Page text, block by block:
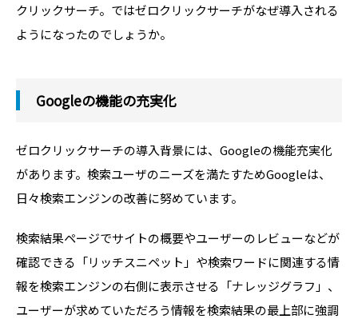
クリックサーチ。ではゼロクリックサーチがなぜ導入される
ようになったのでしょうか。
Googleの機能の充実化
ゼロクリックサーチの導入背景には、Googleの機能充実化
があります。検索ユーザのニーズを満たすためGoogleは、
日々検索エンジンの改善に努めています。
検索結果ページでサイトの概要やユーザーのレビューなどが
確認できる「リッチスニペット」や検索ワードに関連する情
報を検索エンジンの右側に表示させる「ナレッジグラフ」、
ユーザーが求めていただろう情報を検索結果の最上部に強調